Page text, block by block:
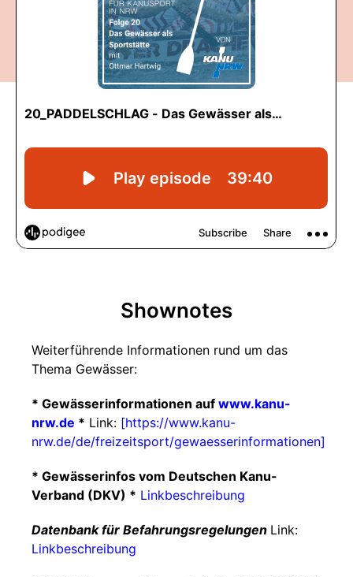
Shownotes
Weiterführende Informationen rund um das
Thema Gewässer:
* Gewässerinformationen auf www.kanu-
nrw.de * Link: [https://www.kanu-
nrw.de/de/freizeitsport/gewaesserinformationen]
* Gewässerinfos vom Deutschen Kanu-
Verband (DKV) * Linkbeschreibung
Datenbank für Befahrungsregelungen Link:
Linkbeschreibung